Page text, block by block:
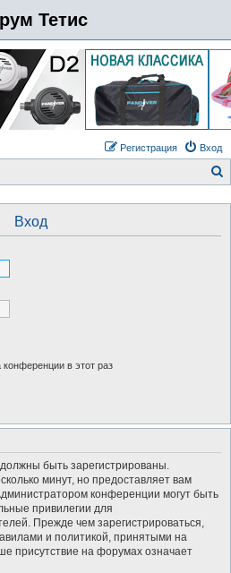
Тетис
Вход
Регистрация
Вход
в этот раз
быть зарегистрированы.
минут, но предоставляет вам
конференции могут быть
привилегии для
Прежде чем зарегистрироваться,
и политикой, принятыми на
присутствие на форумах означает